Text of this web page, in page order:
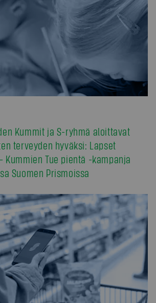
Kummit ja S-ryhmä aloittavat
terveyden hyväksi: Lapset
Kummien Tue pientä -kampanja
Suomen Prismoissa